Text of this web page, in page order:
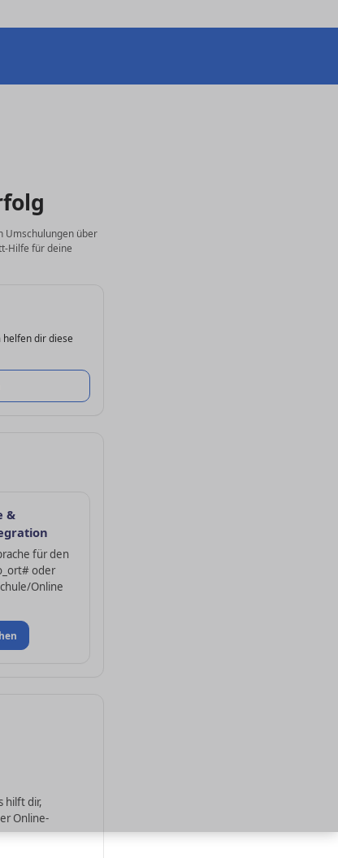
Umschulungen über
Hilfe für deine
helfen dir diese
&
für den
oder
Online
hilft dir,
Online-